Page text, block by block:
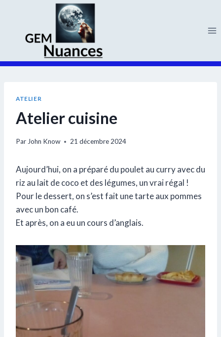
contenu
ATELIER
Atelier cuisine
ParJohn Know 21 décembre 2024
Aujourd’hui, on a préparé du poulet au curry avec du
riz au lait de coco et des légumes, un vrai régal !
Pour le dessert, on s’est fait une tarte aux pommes
avec un bon café.
Et après, on a eu un cours d’anglais.